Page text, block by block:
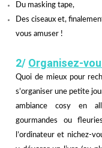
Du masking tape,
Des ciseaux et,
vous amuser !
2/ Organisez-
Quoi de mieux pour
s’organiser une petite
ambiance cosy en
gourmandes ou
l’ordinateur et nichez-